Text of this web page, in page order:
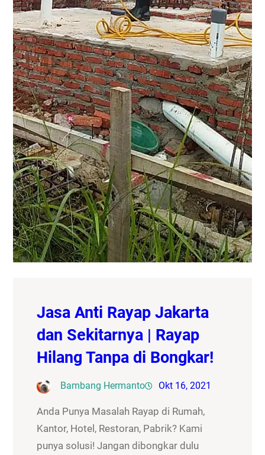
Jasa Anti Rayap Jakarta
dan Sekitarnya | Rayap
Hilang Tanpa di Bongkar!
Bambang Hermanto Okt 16, 2021
Anda Punya Masalah Rayap di Rumah,
Kantor, Hotel, Restoran, Pabrik? Kami
punya solusi! Jangan dibongkar dulu